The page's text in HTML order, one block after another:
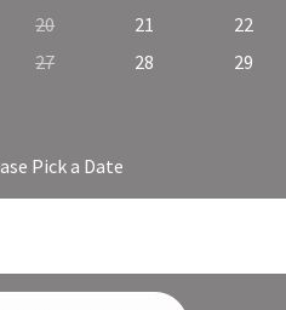
20 21 22
27 28 29
Pick a Date